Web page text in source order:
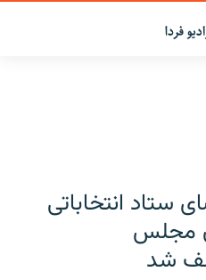
ستاد انتخاباتی
مجلس
شد